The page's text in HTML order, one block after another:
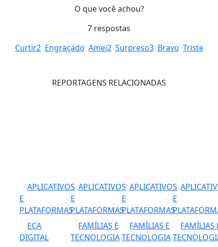
O que você achou?
7 respostas
Curtir2 Engraçado Amei2 Surpreso3 Bravo Triste
REPORTAGENS RELACIONADAS
APLICATIVOS
E
PLATAFORMAS
ECA
DIGITAL
APLICATIVOS
E
PLATAFORMAS
FAMÍLIAS E
TECNOLOGIA
APLICATIVOS
E
PLATAFORMAS
FAMÍLIAS E
TECNOLOGIA
E
FAMÍLIAS